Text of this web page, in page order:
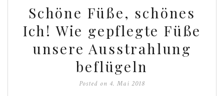
Schöne Füße, schönes
Ich! Wie gepflegte Füße
unsere Ausstrahlung
beflügeln
Posted on 4. Mai 2018